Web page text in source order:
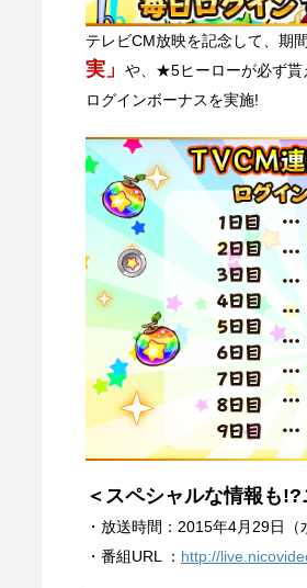
テレビCM放映を記念して、期
実」
や、★5ヒーローが必ず貰
ログインボーナスを実施!
＜スペシャルな情報も
・放送時間：2015年4月29日（
・番組URL ： http://